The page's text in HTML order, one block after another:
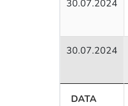
30.07.2024
30.07.2024
DATA